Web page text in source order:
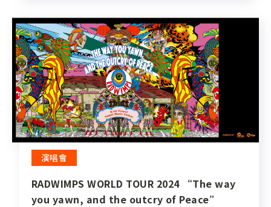
演唱會
RADWIMPS WORLD TOUR 2024 “The way
you yawn, and the outcry of Peace”